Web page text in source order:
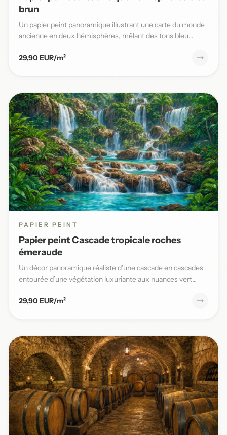
brun
Un papier peint panoramique illustrant une carte du monde
ancienne en deux hémisphères, mêlant des tons bleu
29,90 EUR/m²
PAPIER PEINT
Papier peint Cascade tropicale roches
émeraude
Un décor panoramique réaliste d’une cascade en cascades
entourée d’une végétation luxuriante aux nuances vert
29,90 EUR/m²